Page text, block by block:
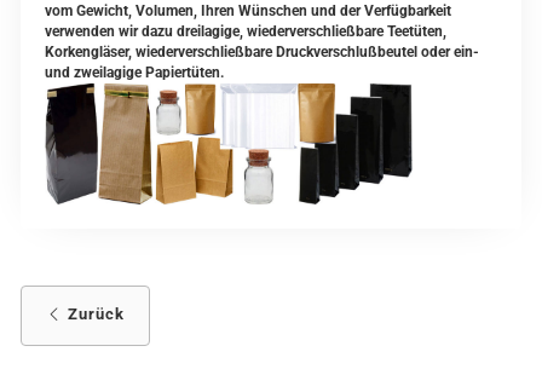
vom Gewicht, Volumen, Ihren Wünschen und der Verfügbarkeit
verwenden wir dazu dreilagige, wiederverschließbare Teetüten,
Korkengläser, wiederverschließbare Druckverschlußbeutel oder ein-
und zweilagige Papiertüten.
Zurück